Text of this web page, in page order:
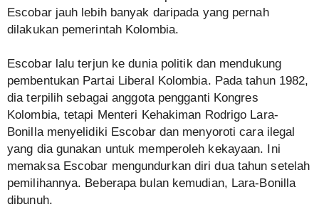
Escobar jauh lebih banyak daripada yang pernah
dilakukan pemerintah Kolombia.
Escobar lalu terjun ke dunia politik dan mendukung
pembentukan Partai Liberal Kolombia. Pada tahun 1982,
dia terpilih sebagai anggota pengganti Kongres
Kolombia, tetapi Menteri Kehakiman Rodrigo Lara-
Bonilla menyelidiki Escobar dan menyoroti cara ilegal
yang dia gunakan untuk memperoleh kekayaan. Ini
memaksa Escobar mengundurkan diri dua tahun setelah
pemilihannya. Beberapa bulan kemudian, Lara-Bonilla
dibunuh.